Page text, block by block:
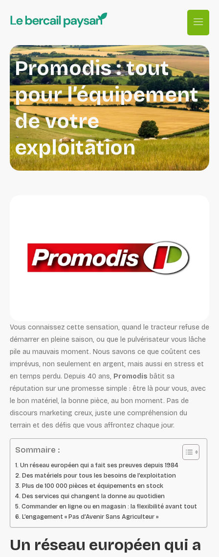
Promodis : tout
pour l’équipement
de votre
exploitation
Vous connaissez cette sensation, quand le tracteur refuse de
démarrer en pleine saison, ou que le pulvérisateur vous lâche
pile au mauvais moment. Nous savons ce que coûtent ces
imprévus, non seulement en argent, mais aussi en stress et
en temps perdu. Depuis 40 ans, Promodis bâtit sa
réputation sur une promesse simple : être là pour vous, avec
le bon matériel, la bonne pièce, au bon moment. Pas de
discours marketing creux, juste une compréhension du
terrain et des défis que vous affrontez chaque jour.
Sommaire :
Un réseau européen qui a fait ses preuves depuis 1984
Des matériels pour tous les besoins de l’exploitation
Plus de 100 000 pièces et équipements en stock
Des services qui changent la donne au quotidien
Commander en ligne ou en magasin : la flexibilité avant tout
L’engagement « Pas d’Avenir Sans Agriculteur »
Un réseau européen qui a